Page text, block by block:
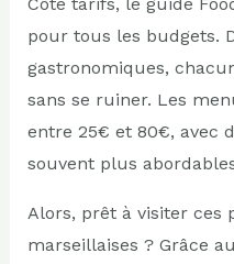
pour tous les budgets.
gastronomiques,
sans se ruiner. Les
entre 25€ et 80€, avec
souvent plus
Alors, prêt à visiter ces
marseillaises ? Grâce